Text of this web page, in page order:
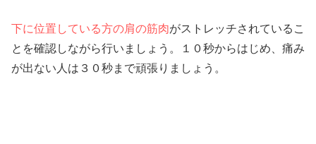
下に位置している方の肩の筋肉がストレッチされているこ
とを確認しながら行いましょう。１０秒からはじめ、痛み
が出ない人は３０秒まで頑張りましょう。